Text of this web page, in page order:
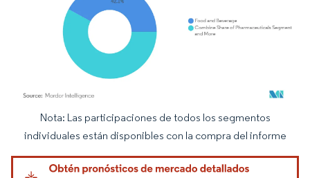
Imagen © Mordor Intelligence. El uso requiere atribución según CC BY 4.0.
Nota: Las participaciones de todos los segmentos
individuales están disponibles con la compra del informe